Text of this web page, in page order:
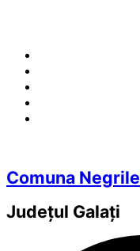
Comuna
Județul Galați